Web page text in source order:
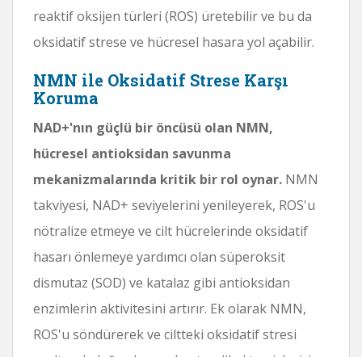
reaktif oksijen türleri (ROS) üretebilir ve bu da
oksidatif strese ve hücresel hasara yol açabilir.
NMN ile Oksidatif Strese Karşı
Koruma
NAD+'nın güçlü bir öncüsü olan NMN,
hücresel antioksidan savunma
mekanizmalarında kritik bir rol oynar. NMN
takviyesi, NAD+ seviyelerini yenileyerek, ROS'u
nötralize etmeye ve cilt hücrelerinde oksidatif
hasarı önlemeye yardımcı olan süperoksit
dismutaz (SOD) ve katalaz gibi antioksidan
enzimlerin aktivitesini artırır. Ek olarak NMN,
ROS'u söndürerek ve ciltteki oksidatif stresi